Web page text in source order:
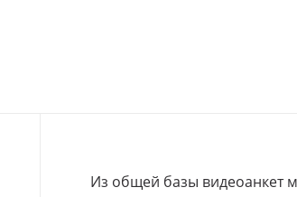
Из общей базы видеоанкет